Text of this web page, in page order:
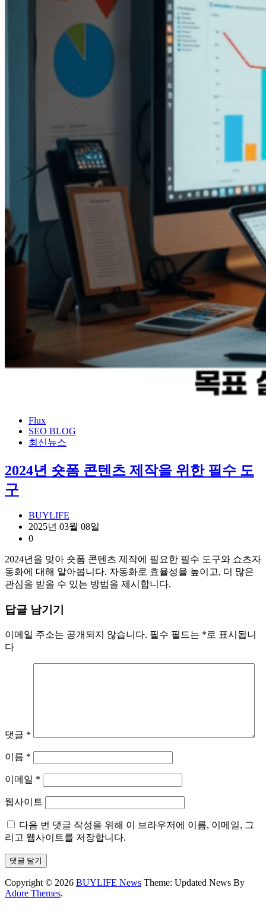
Flux
SEO BLOG
최신뉴스
2024년 숏폼 콘텐츠 제작을 위한 필수 도
구
BUYLIFE
2025년 03월 08일
0
2024년을 맞아 숏폼 콘텐츠 제작에 필요한 필수 도구와 쇼츠자
동화에 대해 알아봅니다. 자동화로 효율성을 높이고, 더 많은
관심을 받을 수 있는 방법을 제시합니다.
답글 남기기
이메일 주소는 공개되지 않습니다. 필수 필드는 *로 표시됩니
다
댓글 *
이름 *
이메일 *
웹사이트
다음 번 댓글 작성을 위해 이 브라우저에 이름, 이메일, 그
리고 웹사이트를 저장합니다.
Copyright © 2026 BUYLIFE News Theme: Updated News By
Adore Themes.